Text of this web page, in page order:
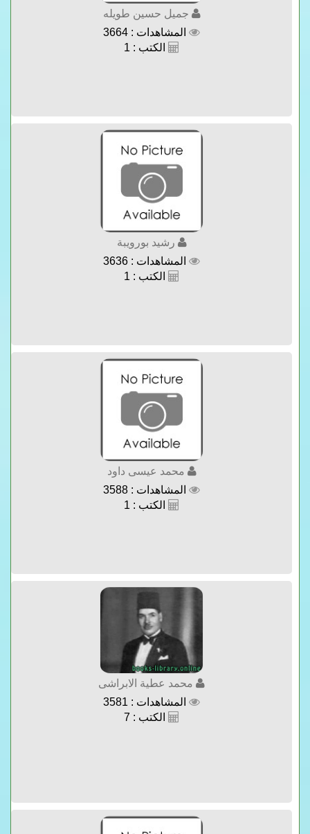
جميل حسين طويله
المشاهدات : 3664
الكتب : 1
رشيد بورويبة
المشاهدات : 3636
الكتب : 1
محمد عيسى داود
المشاهدات : 3588
الكتب : 1
محمد عطية الابراشى
المشاهدات : 3581
الكتب : 7